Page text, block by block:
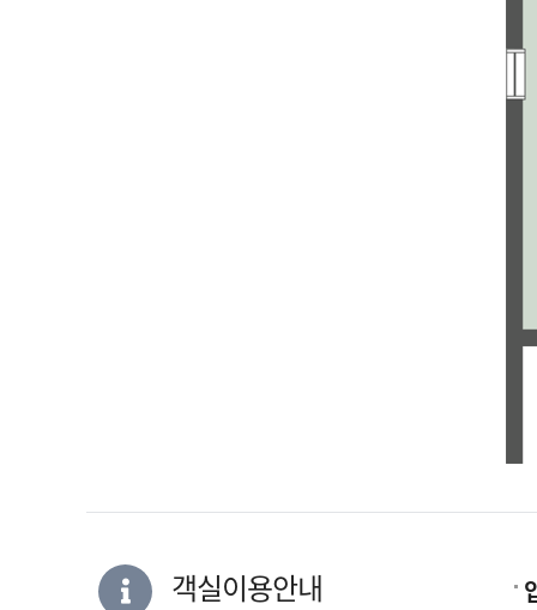
객실이용안내